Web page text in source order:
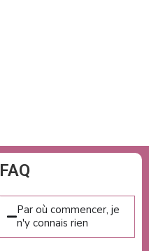
FAQ
Par où commencer, je
n'y connais rien